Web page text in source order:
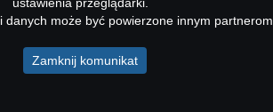
danych może być powierzone innym
Zamknij komunikat